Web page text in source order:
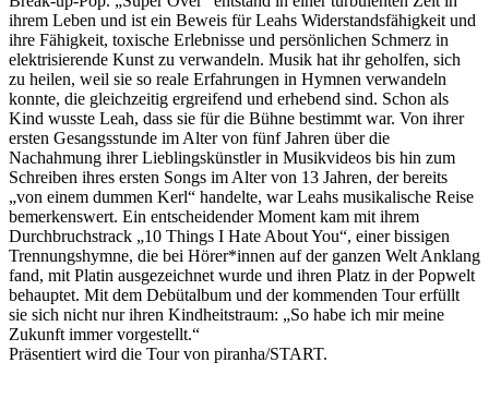
ihrem Leben und ist ein Beweis für Leahs Widerstandsfähigkeit und
ihre Fähigkeit, toxische Erlebnisse und persönlichen Schmerz in
elektrisierende Kunst zu verwandeln. Musik hat ihr geholfen, sich
zu heilen, weil sie so reale Erfahrungen in Hymnen verwandeln
konnte, die gleichzeitig ergreifend und erhebend sind. Schon als
Kind wusste Leah, dass sie für die Bühne bestimmt war. Von ihrer
ersten Gesangsstunde im Alter von fünf Jahren über die
Nachahmung ihrer Lieblingskünstler in Musikvideos bis hin zum
Schreiben ihres ersten Songs im Alter von 13 Jahren, der bereits
„von einem dummen Kerl“ handelte, war Leahs musikalische Reise
bemerkenswert. Ein entscheidender Moment kam mit ihrem
Durchbruchstrack „10 Things I Hate About You“, einer bissigen
Trennungshymne, die bei Hörer*innen auf der ganzen Welt Anklang
fand, mit Platin ausgezeichnet wurde und ihren Platz in der Popwelt
behauptet. Mit dem Debütalbum und der kommenden Tour erfüllt
sie sich nicht nur ihren Kindheitstraum: „So habe ich mir meine
Zukunft immer vorgestellt.“
Präsentiert wird die Tour von piranha/START.